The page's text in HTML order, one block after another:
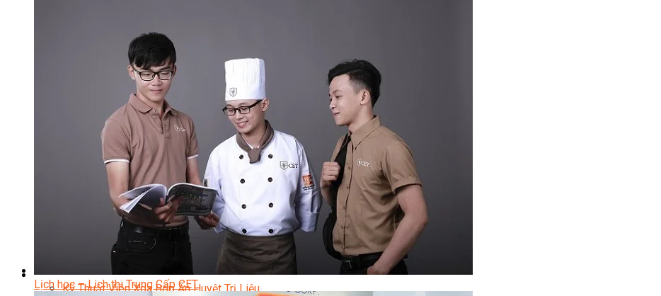
Quản Trị Fanpage
Facebook Ads
Google Ads
Content Marketing Đa Kênh
Digital Marketing Foundation
Bán Hàng Đa Kênh
Adobe Photoshop – Illustrator
Marketing Online Ngành F&B
Marketing Online Ngành Chăm Sóc Sắc Đẹp
Chuyên Đề Digital Marketing
Media Production
Chuyên Viên Tổ Chức Sự Kiện
Truyền Thông Đa Phương Tiện
Media Production
Nhiếp Ảnh Thương Mại
Sản Xuất Phim Kỹ Thuật Số
Biên Tập Video Cơ Bản Với Capcut
Dựng Phim Cơ Bản Với Adobe Premiere Pro
Sức Khỏe
Kỹ Thuật Viên Xoa Bóp Ấn Huyệt Trị Liệu
Lịch học – Lịch thi Trung Cấp CET